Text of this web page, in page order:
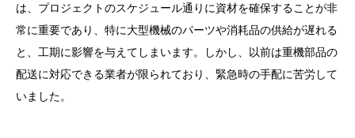
は、プロジェクトのスケジュール通りに資材を確保することが非
常に重要であり、特に大型機械のパーツや消耗品の供給が遅れる
と、工期に影響を与えてしまいます。しかし、以前は重機部品の
配送に対応できる業者が限られており、緊急時の手配に苦労して
いました。